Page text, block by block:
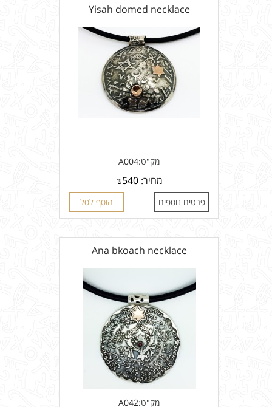
Yisah domed necklace
מק"ט:A004
מחיר: ₪540
פרטים נוספים הוסף לסל
Ana bkoach necklace
מק"ט:A042